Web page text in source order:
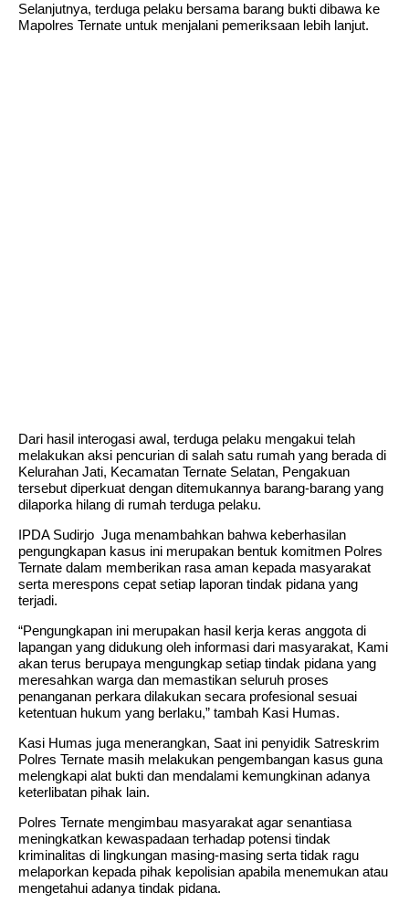
Selanjutnya, terduga pelaku bersama barang bukti dibawa ke
Mapolres Ternate untuk menjalani pemeriksaan lebih lanjut.
Dari hasil interogasi awal, terduga pelaku mengakui telah
melakukan aksi pencurian di salah satu rumah yang berada di
Kelurahan Jati, Kecamatan Ternate Selatan, Pengakuan
tersebut diperkuat dengan ditemukannya barang-barang yang
dilaporka hilang di rumah terduga pelaku.
IPDA Sudirjo Juga menambahkan bahwa keberhasilan
pengungkapan kasus ini merupakan bentuk komitmen Polres
Ternate dalam memberikan rasa aman kepada masyarakat
serta merespons cepat setiap laporan tindak pidana yang
terjadi.
“Pengungkapan ini merupakan hasil kerja keras anggota di
lapangan yang didukung oleh informasi dari masyarakat, Kami
akan terus berupaya mengungkap setiap tindak pidana yang
meresahkan warga dan memastikan seluruh proses
penanganan perkara dilakukan secara profesional sesuai
ketentuan hukum yang berlaku,” tambah Kasi Humas.
Kasi Humas juga menerangkan, Saat ini penyidik Satreskrim
Polres Ternate masih melakukan pengembangan kasus guna
melengkapi alat bukti dan mendalami kemungkinan adanya
keterlibatan pihak lain.
Polres Ternate mengimbau masyarakat agar senantiasa
meningkatkan kewaspadaan terhadap potensi tindak
kriminalitas di lingkungan masing-masing serta tidak ragu
melaporkan kepada pihak kepolisian apabila menemukan atau
mengetahui adanya tindak pidana.